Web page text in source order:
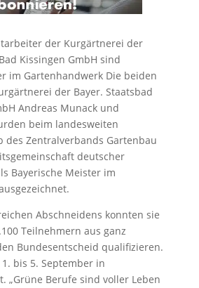
der Kurgärtnerei der
Kissingen GmbH sind
im Gartenhandwerk Die beiden
der Bayer. Staatsbad
Andreas Munack und
beim landesweiten
des Zentralverbands Gartenbau
deutscher
Bayerische Meister im
Abschneidens konnten sie
Teilnehmern aus ganz
Bundesentscheid qualifizieren.
bis 5. September in
„Grüne Berufe sind voller Leben